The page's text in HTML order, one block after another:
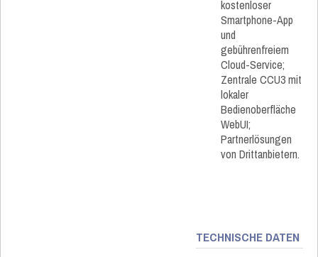
kostenloser
Smartphone-App
und
gebührenfreiem
Cloud-Service;
Zentrale CCU3 mit
lokaler
Bedienoberfläche
WebUI;
Partnerlösungen
von Drittanbietern.
TECHNISCHE DATEN